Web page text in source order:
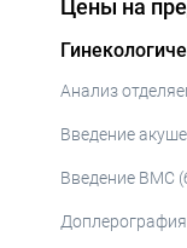
Цены на
Анализ
Введение
Введение ВМС
Доплерография